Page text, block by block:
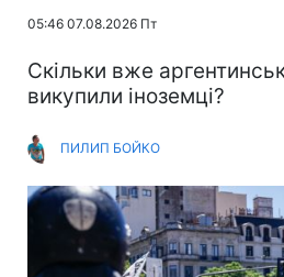
05:46 07.08.2026 Пт
Скільки вже
викупили іноземці?
ПИЛИП БОЙКО